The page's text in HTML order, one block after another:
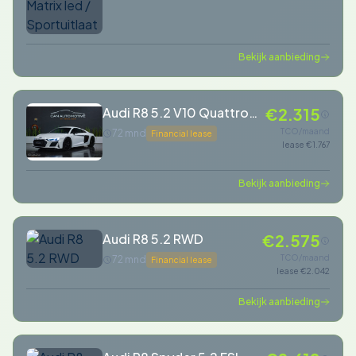
Bekijk aanbieding
Audi R8 5.2 V10 Quattro
Plus
72 mnd Financial lease
€2.315
TCO/maand
lease €1.767
Bekijk aanbieding
Audi R8 5.2 RWD
72 mnd Financial lease
€2.575
TCO/maand
lease €2.042
Bekijk aanbieding